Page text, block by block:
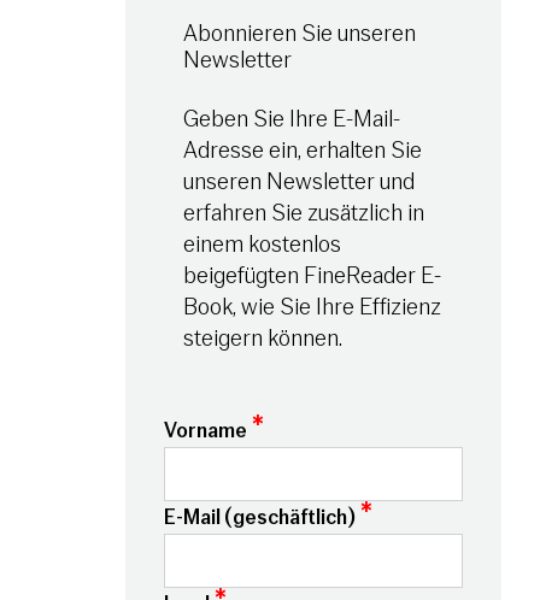
Abonnieren Sie unseren
Newsletter
Geben Sie Ihre E-Mail-
Adresse ein, erhalten Sie
unseren Newsletter und
erfahren Sie zusätzlich in
einem kostenlos
beigefügten FineReader E-
Book, wie Sie Ihre Effizienz
steigern können.
Vorname *
E-Mail (geschäftlich)*